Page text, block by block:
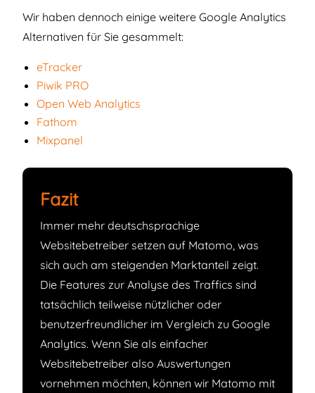
Wir haben dennoch einige weitere Google Analytics
Alternativen für Sie gesammelt:
eTracker
Piwik PRO
Open Web Analytics
Fathom
Mixpanel
Fazit
Immer mehr deutschsprachige
Websitebetreiber setzen auf Matomo, was
sich auch am steigenden Marktanteil zeigt.
Die Features zur Analyse des Traffics sind
tatsächlich teilweise nützlicher oder
benutzerfreundlicher im Vergleich zu Google
Analytics. Wenn Sie als einfacher
Websitebetreiber also Auswertungen
vornehmen möchten, können wir Matomo mit